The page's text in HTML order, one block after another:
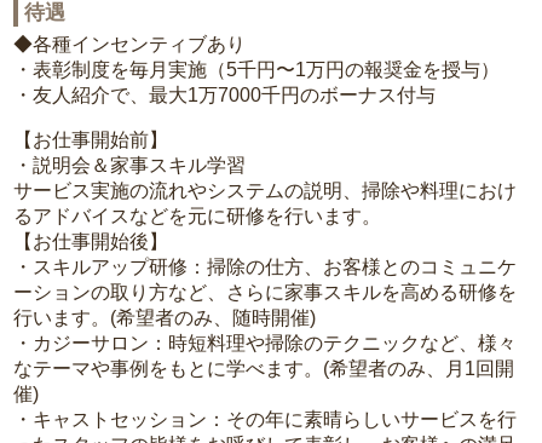
待遇
◆各種インセンティブあり
・表彰制度を毎月実施（5千円〜1万円の報奨金を授与）
・友人紹介で、最大1万7000千円のボーナス付与
【お仕事開始前】
・説明会＆家事スキル学習
サービス実施の流れやシステムの説明、掃除や料理におけ
るアドバイスなどを元に研修を行います。
【お仕事開始後】
・スキルアップ研修：掃除の仕方、お客様とのコミュニケ
ーションの取り方など、さらに家事スキルを高める研修を
行います。(希望者のみ、随時開催)
・カジーサロン：時短料理や掃除のテクニックなど、様々
なテーマや事例をもとに学べます。(希望者のみ、月1回開
催)
・キャストセッション：その年に素晴らしいサービスを行